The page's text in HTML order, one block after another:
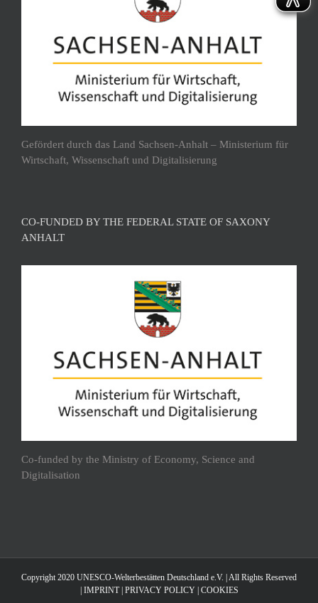
Gefördert durch das Land Sachsen-Anhalt – Ministerium für
Wirtschaft, Wissenschaft und Digitalisierung
CO-FUNDED BY THE FEDERAL STATE OF SAXONY
ANHALT
Co-funded by the Ministry of Economy, Science and
Digitalisation
Copyright 2020 UNESCO-Welterbestätten Deutschland e.V. | All Rights Reserved
IMPRINT| PRIVACY POLICY| COOKIES